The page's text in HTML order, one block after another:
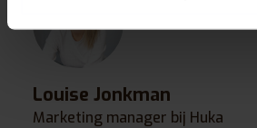
Louise Jonkman
Marketing manager bij Huka